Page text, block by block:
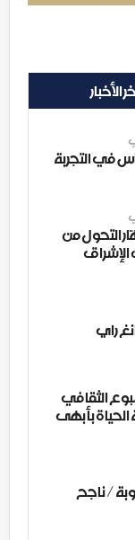
الأخبار
في التجربة
التحول من
الإشراق
راي
الثقافي
الحياة بأبهى
/ ناجح